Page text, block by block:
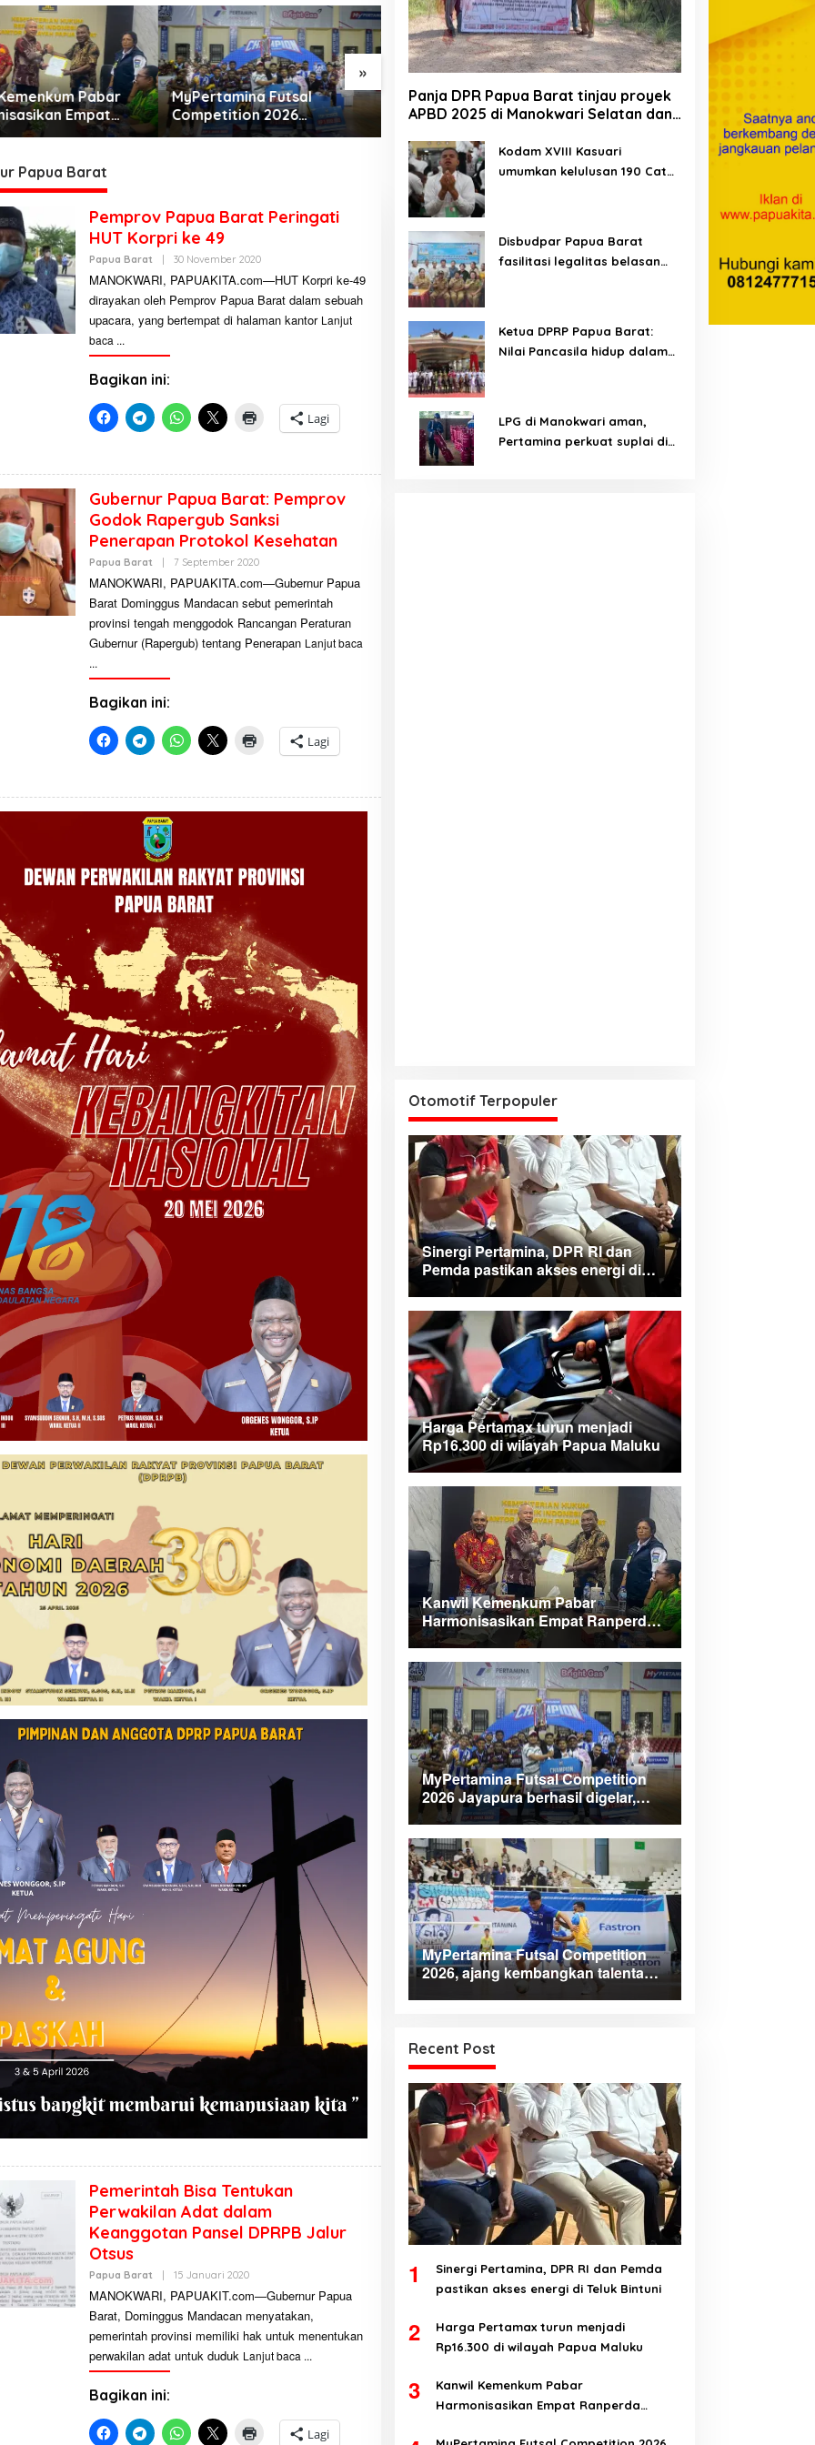
»
Pabar
Empat
Kabupaten Teluk
MyPertamina Futsal
Competition 2026
Jayapura berhasil digelar,
MyPertamina Futsal
Competition 2026, ajang
dan berdayakan UMKM
lokal Papua
Sensus Ekonomi 2026, BPS
Papua Barat saar pimpinan
Papua Barat
Pemprov Papua Barat Peringati
HUT Korpri ke 49
Papua Barat 30 November 2020O
E
H
E
I
A
MANOKWARI, PAPUAKITA.com—HUT Korpri ke-49
dirayakan oleh Pemprov Papua Barat dalam sebuah
upacara, yang bertempat di halaman kantor Lanjut
baca
Bagikan ini:
Lagi
Gubernur Papua Barat: Pemprov
Godok Rapergub Sanksi
Penerapan Protokol Kesehatan
Papua Barat 7 September 2020O
E
H
E
D
A
MANOKWARI, PAPUAKITA.com—Gubernur Papua
Barat Dominggus Mandacan sebut pemerintah
provinsi tengah menggodok Rancangan Peraturan
Gubernur (Rapergub) tentang Penerapan Lanjut baca
Bagikan ini:
Lagi
Pemerintah Bisa Tentukan
Perwakilan Adat dalam
Keanggotan Pansel DPRPB Jalur
Otsus
Papua Barat 15 Januari 2020O
E
H
D
M
I
MANOKWARI, PAPUAKIT.com—Gubernur Papua
Barat, Dominggus Mandacan menyatakan,
pemerintah provinsi memiliki hak untuk menentukan
perwakilan adat untuk duduk Lanjut baca
Bagikan ini:
Lagi
Panja DPR Papua Barat tinjau proyek
APBD 2025 di Manokwari Selatan dan
Kodam XVIII Kasuari
umumkan kelulusan 190 Cata
Disbudpar Papua Barat
fasilitasi legalitas belasan
Ketua DPRP Papua Barat:
Nilai Pancasila hidup dalam
LPG di Manokwari aman,
Pertamina perkuat suplai di
Otomotif Terpopuler
Sinergi Pertamina, DPR RI dan
Pemda pastikan akses energi di
Teluk Bintuni
Harga Pertamax turun menjadi
Rp16.300 di wilayah Papua Maluku
Kanwil Kemenkum Pabar
Harmonisasikan Empat Ranperda
Kabupaten Teluk Wondama
MyPertamina Futsal Competition
2026 Jayapura berhasil digelar,
dorong talenta muda berprestasi
MyPertamina Futsal Competition
2026, ajang kembangkan talenta
muda dan berdayakan UMKM lokal
Recent Post
1
Sinergi Pertamina, DPR RI dan Pemda
pastikan akses energi di Teluk Bintuni
2
Harga Pertamax turun menjadi
Rp16.300 di wilayah Papua Maluku
3
Kanwil Kemenkum Pabar
Harmonisasikan Empat Ranperda